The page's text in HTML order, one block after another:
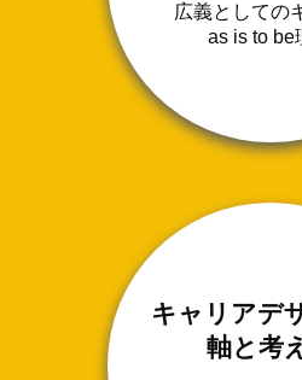
広義としての
as is to be
キャリアデ
軸と考